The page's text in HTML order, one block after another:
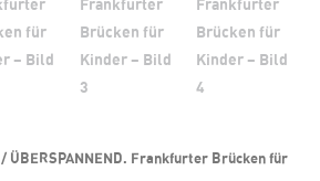
/ ÜBERSPANNEND. Frankfurter Brücken für